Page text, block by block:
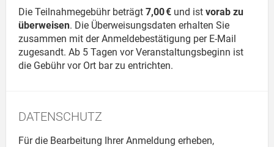
Die Teilnahmegebühr beträgt 7,00 € und ist vorab zu
überweisen. Die Überweisungsdaten erhalten Sie
zusammen mit der Anmeldebestätigung per E-Mail
zugesandt. Ab 5 Tagen vor Veranstaltungsbeginn ist
die Gebühr vor Ort bar zu entrichten.
DATENSCHUTZ
Für die Bearbeitung Ihrer Anmeldung erheben,